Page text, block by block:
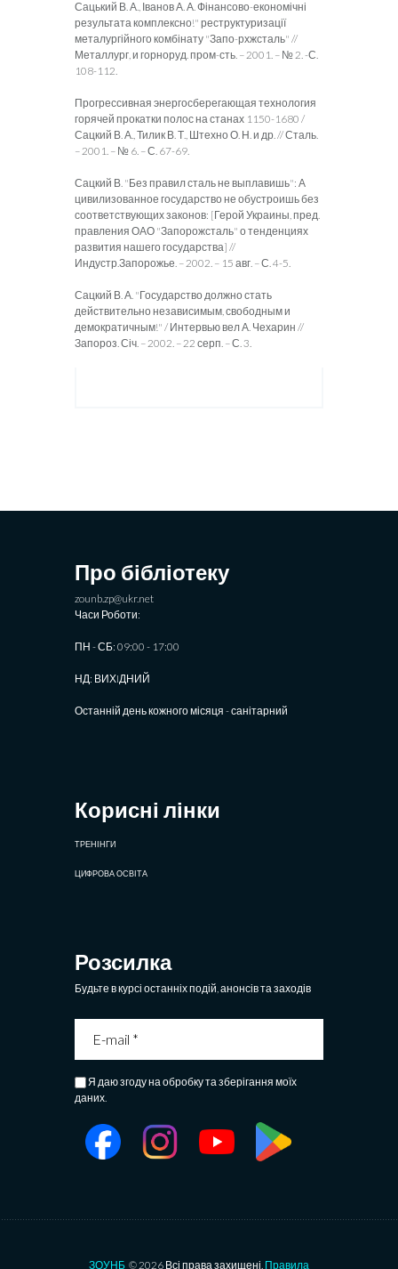
Сацький В. А., Іванов А. А. Фінансово-економічні
результата комплексно!" реструктуризації
металургійного комбінату "Запо-рхжсталь" //
Металлург, и горноруд. пром-сть. – 2001. – № 2. -С.
108-112.
Прогрессивная энергосберегающая технология
горячей прокатки полос на станах 1150-1680 /
Сацкий В. А., Тилик В. Т., Штехно О. Н. и др. // Сталь.
– 2001. – № 6. – С. 67-69.
Сацкий В. "Без правил сталь не выплавишь": А
цивилизованное государство не обустроишь без
соответствующих законов: [Герой Украины, пред.
правления ОАО "Запорожсталь" о тенденциях
развития нашего государства] //
Индустр.Запорожье. – 2002. – 15 авг. – С. 4-5.
Сацкий В. А. "Государство должно стать
действительно независимым, свободным и
демократичным!" / Интервью вел А. Чехарин //
Запороз. Січ. – 2002. – 22 серп. – С. 3.
Про бібліотеку
zounb.zp@ukr.net
Часи Роботи:
ПН - СБ: 09:00 - 17:00
НД: ВИХIДНИЙ
Останній день кожного місяця - санітарний
Корисні лінки
ТРЕНІНГИ
ЦИФРОВА ОСВІТА
Розсилка
Будьте в курсі останніх подій, анонсів та заходів
Я даю згоду на обробку та зберігання моїх
даних.
ЗОУНБ © 2026 Всі права захищені. Правила